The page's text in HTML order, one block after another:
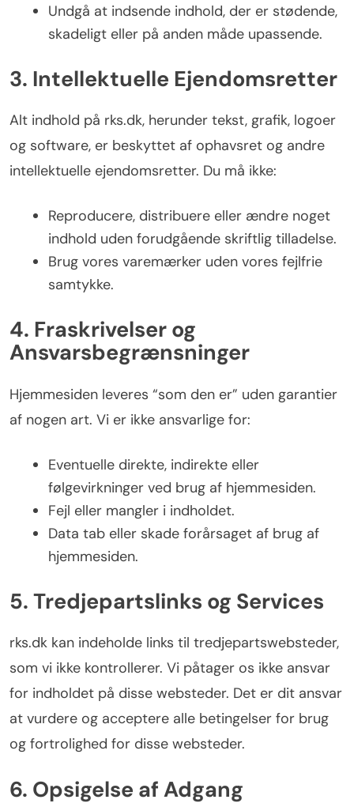
Undgå at indsende indhold, der er stødende,
skadeligt eller på anden måde upassende.
3. Intellektuelle Ejendomsretter
Alt indhold på rks.dk, herunder tekst, grafik, logoer
og software, er beskyttet af ophavsret og andre
intellektuelle ejendomsretter. Du må ikke:
Reproducere, distribuere eller ændre noget
indhold uden forudgående skriftlig tilladelse.
Brug vores varemærker uden vores fejlfrie
samtykke.
4. Fraskrivelser og
Ansvarsbegrænsninger
Hjemmesiden leveres “som den er” uden garantier
af nogen art. Vi er ikke ansvarlige for:
Eventuelle direkte, indirekte eller
følgevirkninger ved brug af hjemmesiden.
Fejl eller mangler i indholdet.
Data tab eller skade forårsaget af brug af
hjemmesiden.
5. Tredjepartslinks og Services
rks.dk kan indeholde links til tredjepartswebsteder,
som vi ikke kontrollerer. Vi påtager os ikke ansvar
for indholdet på disse websteder. Det er dit ansvar
at vurdere og acceptere alle betingelser for brug
og fortrolighed for disse websteder.
6. Opsigelse af Adgang